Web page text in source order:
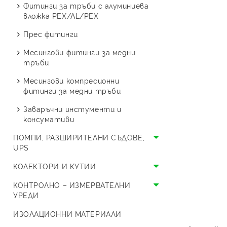
Термопомпи Crystal OPAL
Термопомпи Crystal ONYX
Термопомпи Thermolux
Единичен сплит LG
Моноблок LG
Термопомпи HYUNDAI
Единичен сплит HYUNDAI
Термопомпи Bosch
изолациярезба
резба
Холендрови кранове
Спирателни и шибърни
Смукатели
Поцинковани фитинги
Месингова водопроводна
арматура
Смесители
Фитинги за тръби с алуминиева
вложка PEX/AL/PEX
Прес фитинги
Месингови фитинги за медни
тръби
Месингови компресионни
фитинги за медни тръби
Заваръчни инстументи и
консумативи
ПОМПИ, РАЗШИРИТЕЛНИ СЪДОВЕ,
UPS
Циркулационни помпи и UPS
Разширителни съдове
отворена система
КОЛЕКТОРИ И КУТИИ
Колектори
Кутии
КОНТРОЛНО – ИЗМЕРВАТЕЛНИ
УРЕДИ
Предпазни уреди
ИЗОЛАЦИОННИ МАТЕРИАЛИ